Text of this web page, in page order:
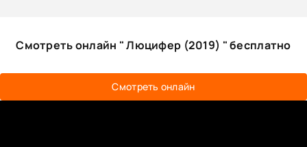
Смотреть онлайн " Люцифер (2019) " бесплатно
Смотреть онлайн